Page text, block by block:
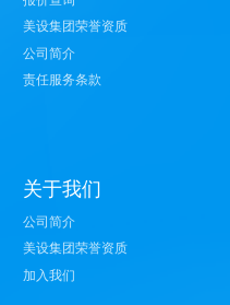
美设集团荣誉资质
公司简介
责任服务条款
关于我们
公司简介
美设集团荣誉资质
加入我们